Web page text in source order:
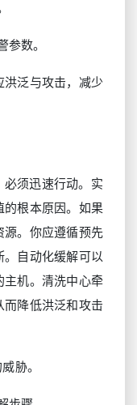
数。
泛与攻击，减少
必须迅速行动。实
的根本原因。如果
源。你应遵循预先
自动化缓解可以
主机。清洗中心牵
而降低洪泛和攻击
胁。